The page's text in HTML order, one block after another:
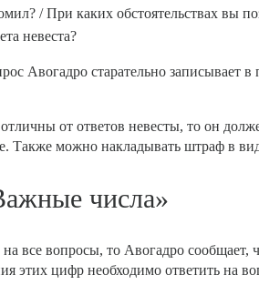
/ При каких обстоятельствах вы
невеста?
Авогадро старательно записывает
от ответов невесты, то он
Также можно накладывать штраф в
числа»
все вопросы, то Авогадро
этих цифр необходимо ответить на